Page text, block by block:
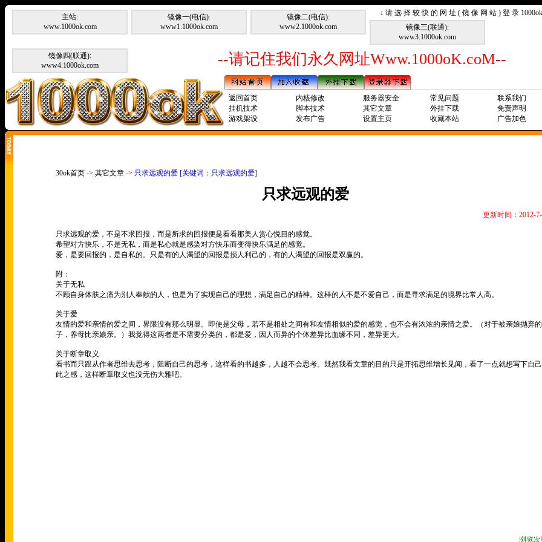
↓ 请 选 择 较 快 的 网 址 ( 镜 像 网 站 ) 登 录
主站:
www.1000ok.com
镜像一(电信):
www1.1000ok.com
镜像二(电信):
www2.1000ok.com
镜像三(联通):
www3.1000ok.com
镜像四(联通):
www4.1000ok.com
--请记住我们永久网址Www.1000oK.coM--
返回首页
内核修改 服务器安全 常见问题
联系我们
挂机技术
脚本技术 其它文章 外挂下载
免责声明
游戏架设
发布广告 设置主页 收藏本站 广告加色
30ok首页 -> 其它文章 -> 只求远观的爱 [关键词：只求远观的爱]
只求远观的爱
更新时间：2012-
只求远观的爱，不是不求回报，而是所求的回报便是看看那美人赏心悦目的感觉。
希望对方快乐，不是无私，而是私心就是感染对方快乐而变得快乐满足的感觉。
爱，是要回报的，是自私的。只是有的人渴望的回报是损人利己的，有的人渴望的回报是双赢的。
附：
关于无私
不顾自身体肤之痛为别人奉献的人，也是为了实现自己的理想，满足自己的精神。这样的人不是不爱自己，而是寻求满足的境界比常人高。
关于爱
友情的爱和亲情的爱之间，界限没有那么明显。即使是父母，若不是相处之间有和友情相似的爱的感觉，也不会有浓浓的亲情之爱。（对于被亲娘抛弃
子，养母比亲娘亲。）我觉得这两者是不需要分类的，都是爱，因人而异的个体差异比血缘不同，差异更大。
关于断章取义
看书而只跟从作者思维去思考，阻断自己的思考，这样看的书越多，人越不会思考。既然我看文章的目的只是开拓思维增长见闻，看了一点就想写下自
此之感，这样断章取义也没无伤大雅吧。
浏览次